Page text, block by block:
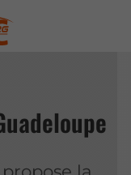
propose la